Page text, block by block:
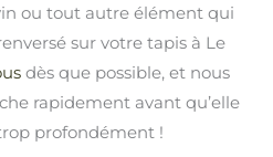
ou tout autre élément qui
sur votre tapis à Le
dès que possible, et nous
rapidement avant qu’elle
profondément !